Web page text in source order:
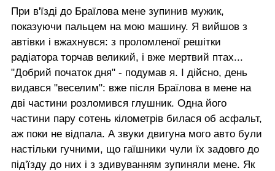
При в'їзді до Браїлова мене зупинив мужик,
показуючи пальцем на мою машину. Я вийшов з
автівки і вжахнувся: з проломленої решітки
радіатора торчав великий, і вже мертвий птах...
"Добрий початок дня" - подумав я. І дійсно, день
видався "веселим": вже після Браїлова в мене на
дві частини розломився глушник. Одна його
частини пару сотень кілометрів билася об асфальт,
аж поки не відпала. А звуки двигуна мого авто були
настільки гучними, що гаїшники чули їх задовго до
під'їзду до них і з здивуванням зупиняли мене. Як